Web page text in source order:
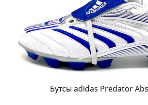
Бутсы adidas Predator